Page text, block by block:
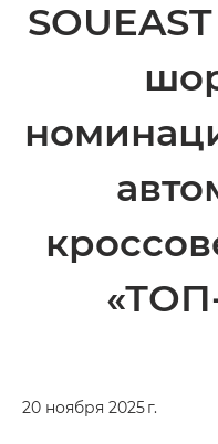
20 ноября 2025 г.